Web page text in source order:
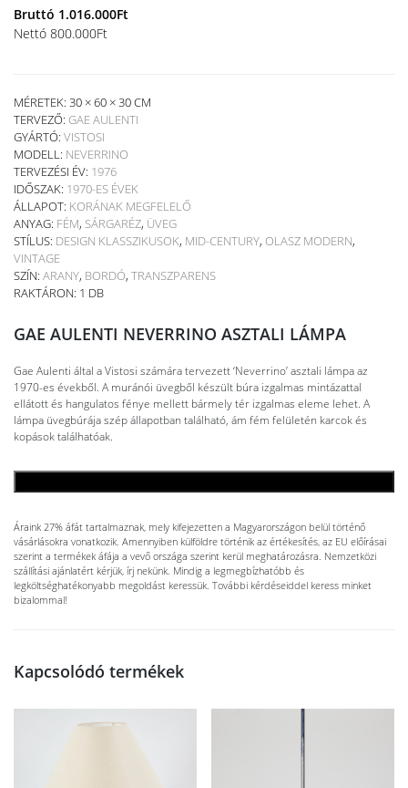
Bruttó 1.016.000Ft
Nettó 800.000Ft
MÉRETEK: 30 × 60 × 30 CM
TERVEZŐ: GAE AULENTI
GYÁRTÓ: VISTOSI
MODELL: NEVERRINO
TERVEZÉSI ÉV: 1976
IDŐSZAK: 1970-ES ÉVEK
ÁLLAPOT: KORÁNAK MEGFELELŐ
ANYAG: FÉM, SÁRGARÉZ, ÜVEG
STÍLUS: DESIGN KLASSZIKUSOK, MID-CENTURY, OLASZ MODERN,
VINTAGE
SZÍN: ARANY, BORDÓ, TRANSZPARENS
RAKTÁRON: 1 DB
GAE AULENTI NEVERRINO ASZTALI LÁMPA
Gae Aulenti által a Vistosi számára tervezett ‘Neverrino’ asztali lámpa az
1970-es évekből. A muránói üvegből készült búra izgalmas mintázattal
ellátott és hangulatos fénye mellett bármely tér izgalmas eleme lehet. A
lámpa üvegbúrája szép állapotban található, ám fém felületén karcok és
kopások találhatóak.
Áraink 27% áfát tartalmaznak, mely kifejezetten a Magyarországon belül történő
vásárlásokra vonatkozik. Amennyiben külföldre történik az értékesítés, az EU előírásai
szerint a termékek áfája a vevő országa szerint kerül meghatározásra. Nemzetközi
szállítási ajánlatért kérjük, írj nekünk. Mindig a legmegbízhatóbb és
legköltséghatékonyabb megoldást keressük. További kérdéseiddel keress minket
bizalommal!
Kapcsolódó termékek